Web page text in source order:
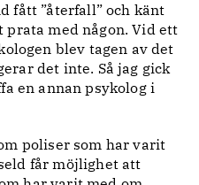
fått ”återfall” och känt
med någon. Vid ett
blev tagen av det
det inte. Så jag gick
en annan psykolog i
poliser som har varit
får möjlighet att